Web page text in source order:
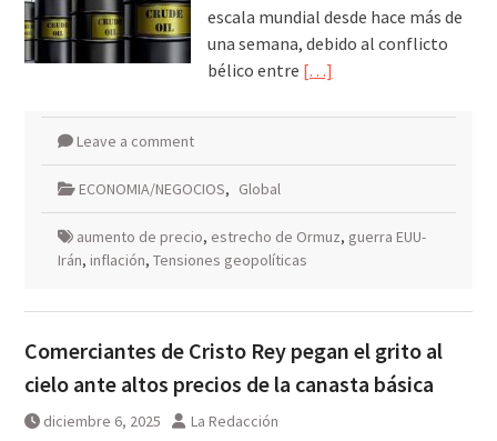
escala mundial desde hace más de
una semana, debido al conflicto
bélico entre […]
Leave a comment
ECONOMIA/NEGOCIOS, Global
aumento de precio, estrecho de Ormuz, guerra EUU-
Irán, inflación, Tensiones geopolíticas
Comerciantes de Cristo Rey pegan el grito al
cielo ante altos precios de la canasta básica
diciembre 6, 2025 La Redacción